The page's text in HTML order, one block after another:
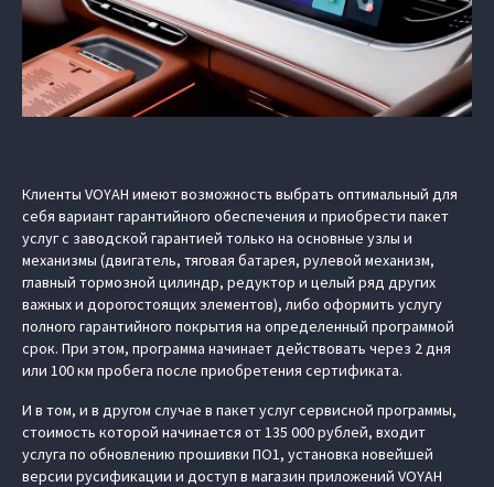
Клиенты VOYAH имеют возможность выбрать оптимальный для
себя вариант гарантийного обеспечения и приобрести пакет
услуг с заводской гарантией только на основные узлы и
механизмы (двигатель, тяговая батарея, рулевой механизм,
главный тормозной цилиндр, редуктор и целый ряд других
важных и дорогостоящих элементов), либо оформить услугу
полного гарантийного покрытия на определенный программой
срок. При этом, программа начинает действовать через 2 дня
или 100 км пробега после приобретения сертификата.
И в том, и в другом случае в пакет услуг сервисной программы,
стоимость которой начинается от 135 000 рублей, входит
услуга по обновлению прошивки ПО1, установка новейшей
версии русификации и доступ в магазин приложений VOYAH